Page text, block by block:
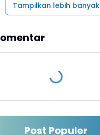
Tampilkan lebih banyak
Post Populer